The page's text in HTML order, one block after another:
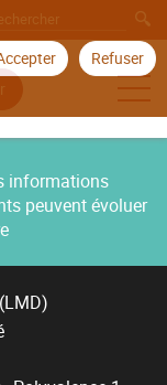
Refuser
informations
peuvent évoluer